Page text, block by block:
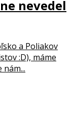
nevedel
a Poliakov
:D), máme